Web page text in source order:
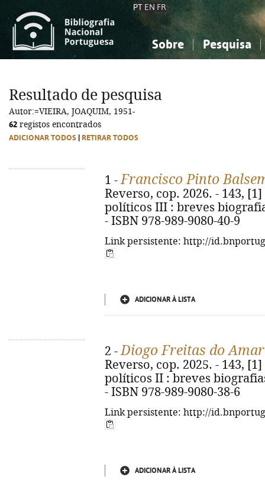
PT EN FR
Sobre Pesquisa
Ciências sociais...
Ciências sociais...
Resultado de pesquisa
Autor:=VIEIRA, JOAQUIM, 1951-
62 registos encontrados
ADICIONAR TODOS RETIRAR TODOS
1 -Francisco Pinto
Reverso, cop. 2026. - 143,
políticos III : breves
- ISBN 978-989-9080-40-9
Link persistente: http://
ADICIONAR À LISTA
2 -Diogo Freitas do
Reverso, cop. 2025. - 143,
políticos II : breves
- ISBN 978-989-9080-38-6
Link persistente: http://
ADICIONAR À LISTA